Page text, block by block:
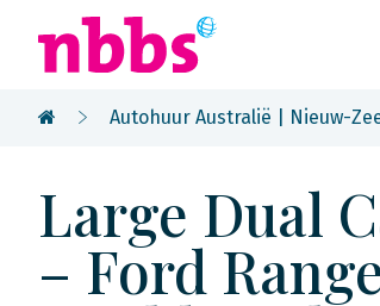
Autohuur Australië | Nieuw-
Large Dual
– Ford